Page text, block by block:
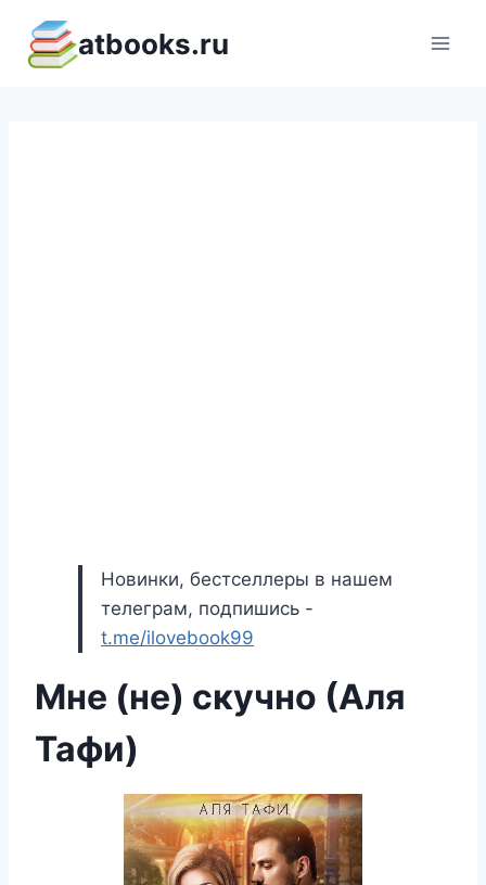
содержимому
atbooks.ru
Новинки, бестселлеры в нашем
телеграм, подпишись -
t.me/ilovebook99
Мне (не) скучно (Аля
Тафи)